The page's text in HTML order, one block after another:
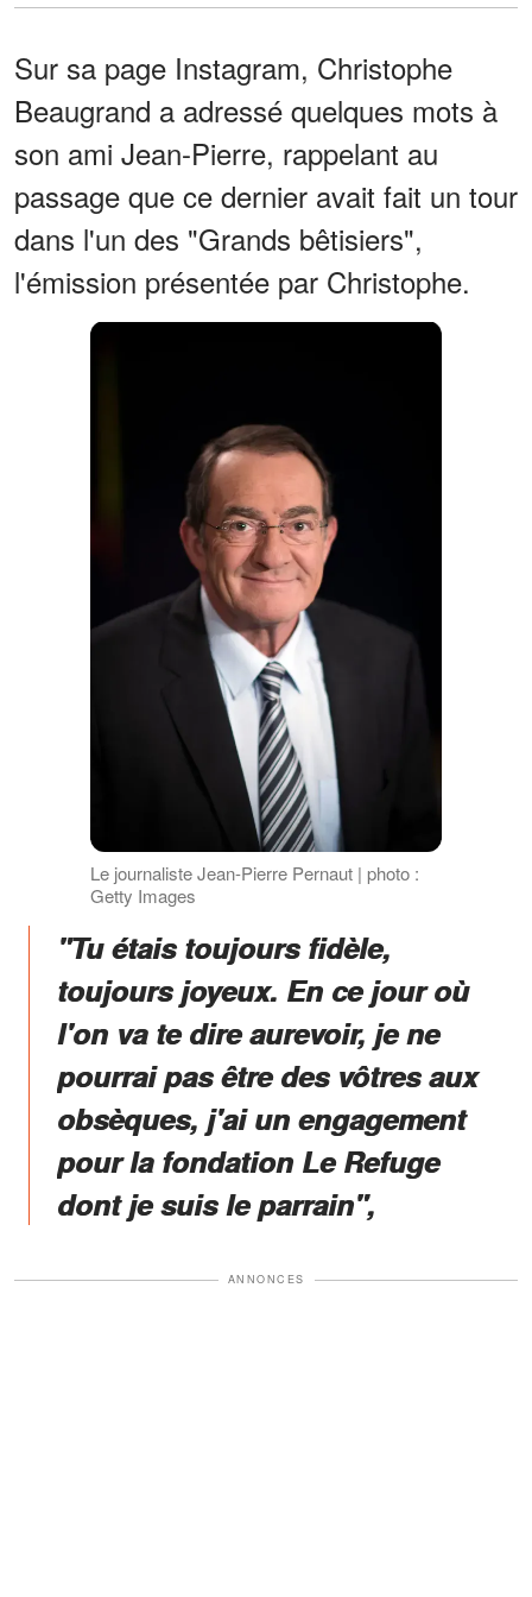
Sur sa page Instagram, Christophe
Beaugrand a adressé quelques mots à
son ami Jean-Pierre, rappelant au
passage que ce dernier avait fait un tour
dans l'un des "Grands bêtisiers",
l'émission présentée par Christophe.
Le journaliste Jean-Pierre Pernaut | photo :
Getty Images
"Tu étais toujours fidèle,
toujours joyeux. En ce jour où
l'on va te dire aurevoir, je ne
pourrai pas être des vôtres aux
obsèques, j'ai un engagement
pour la fondation Le Refuge
dont je suis le parrain",
ANNONCES